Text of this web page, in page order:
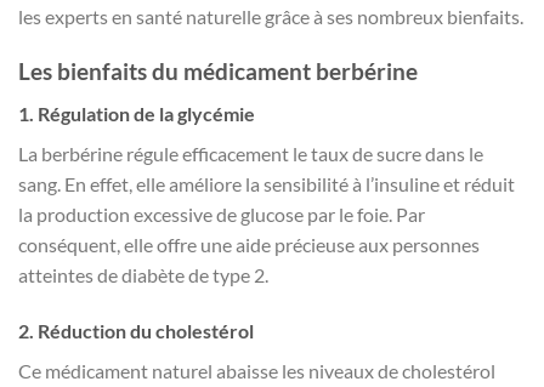
les experts en santé naturelle grâce à ses nombreux bienfaits.
Les bienfaits du médicament berbérine
1. Régulation de la glycémie
La berbérine régule efficacement le taux de sucre dans le
sang. En effet, elle améliore la sensibilité à l’insuline et réduit
la production excessive de glucose par le foie. Par
conséquent, elle offre une aide précieuse aux personnes
atteintes de diabète de type 2.
2. Réduction du cholestérol
Ce médicament naturel abaisse les niveaux de cholestérol